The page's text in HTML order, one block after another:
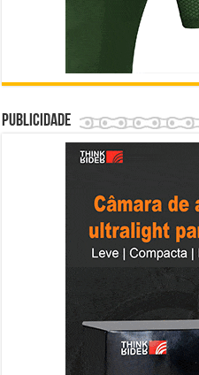
Publicidade